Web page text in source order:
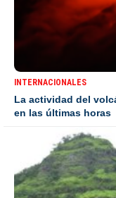
INTERNACIONALES
La actividad del
en las últimas horas